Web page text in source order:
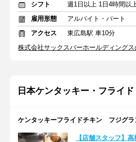
シフト
週1日以上 1日4時間以
雇用形態
アルバイト・パート
アクセス
東広島駅 車10分
株式会社サックスバーホールディング
日本ケンタッキー・フライ
ケンタッキーフライドチキン フジグラ
【店舗スタッフ】